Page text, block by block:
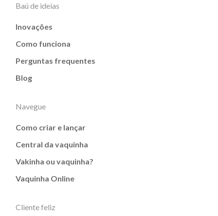
Baú de ideias
Inovações
Como funciona
Perguntas frequentes
Blog
Navegue
Como criar e lançar
Central da vaquinha
Vakinha ou vaquinha?
Vaquinha Online
Cliente feliz